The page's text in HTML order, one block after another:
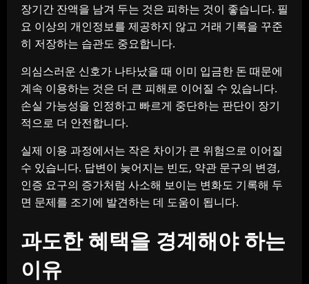
장기간 잔액을 남겨 두는 것은 피하는 것이 좋습니다. 필
요 이상의 개인정보를 제공하지 않고 거래 기록을 꾸준
히 저장하는 습관도 중요합니다.
의심스러운 신호가 나타났을 때 이미 입금한 돈 때문에
계속 이용하는 것은 더 큰 피해로 이어질 수 있습니다.
손실 가능성을 인정하고 빠르게 중단하는 판단이 장기
적으로 더 안전합니다.
실제 이용 과정에서는 작은 차이가 큰 위험으로 이어질
수 있습니다. 답변이 늦어지는 빈도, 약관 문구의 변경,
인증 요구의 증가처럼 사소해 보이는 변화도 기록해 두
면 문제를 조기에 발견하는 데 도움이 됩니다.
과도한 혜택을 경계해야 하는
이유